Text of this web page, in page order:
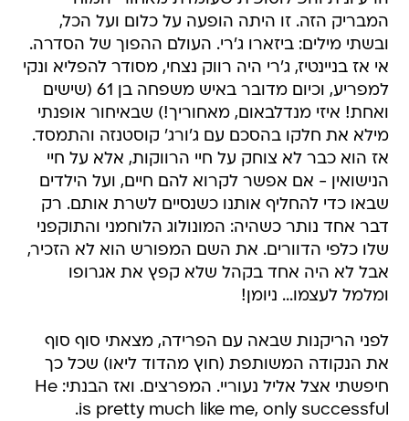
המבריק הזה. זו היתה הופעה על כלום ועל הכל,
ובשתי מילים: ביזארו ג'רי. העולם ההפוך של הסדרה.
אי אז בניינטיז, ג'רי היה רווק נצחי, מסודר להפליא ונקי
למפריע, וכיום מדובר באיש משפחה בן 61 (שישים
ואחת! איזי מנדלבאום, מאחוריך!) שבאיחור אופנתי
מילא את חלקו בהסכם עם ג'ורג' קוסטנזה והתמסד.
אז הוא כבר לא צוחק על חיי הרווקות, אלא על חיי
הנישואין - אם אפשר לקרוא להם חיים, ועל הילדים
שבאו כדי להחליף אותנו כשנסיים לשרת אותם. רק
דבר אחד נותר כשהיה: המונולוג הלוחמני והתוקפני
שלו כלפי הדוורים. את השם המפורש הוא לא הזכיר,
אבל לא היה אחד בקהל שלא קפץ את אגרופו
ומלמל לעצמו... ניומן!
לפני הריקנות שבאה עם הפרידה, מצאתי סוף סוף
את הנקודה המשותפת (חוץ מהדוד ליאו) שכל כך
חיפשתי אצל אליל נעוריי. המפרצים. ואז הבנתי: He
is pretty much like me, only successful.